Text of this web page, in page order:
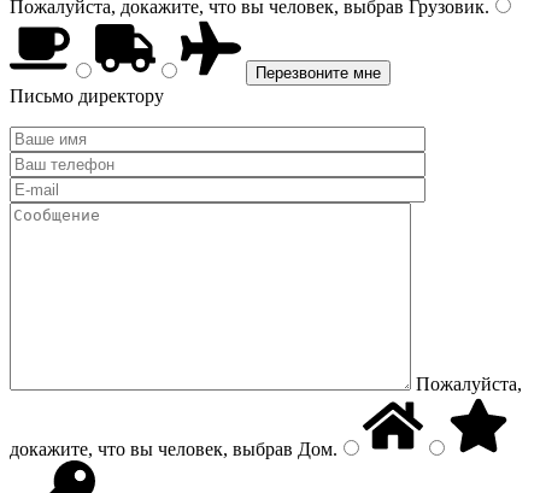
Пожалуйста, докажите, что вы человек, выбрав Грузовик.
Письмо директору
Пожалуйста,
докажите, что вы человек, выбрав Дом.